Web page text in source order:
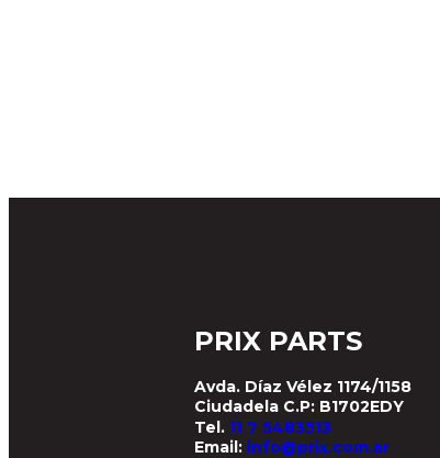
PRIX PARTS
Avda. Díaz Vélez 1174/1158
Ciudadela C.P: B1702EDY
Tel. 11 7 5483513
Email: info@prix.com.ar